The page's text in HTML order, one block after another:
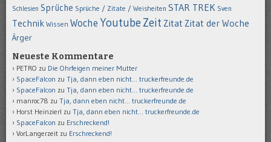
Schlesien Sprüche Sprüche / Zitate / Weisheiten STAR TREK Sven
Technik Wissen Woche Youtube Zeit Zitat Zitat der Woche
Ärger
Neueste Kommentare
PETRO zu Die Ohrfeigen meiner Mutter
SpaceFalcon zu Tja, dann eben nicht… truckerfreunde.de
SpaceFalcon zu Tja, dann eben nicht… truckerfreunde.de
manroc78 zu Tja, dann eben nicht… truckerfreunde.de
Horst Heinzierl zu Tja, dann eben nicht… truckerfreunde.de
SpaceFalcon zu Erschreckend!
VorLangerzeit zu Erschreckend!